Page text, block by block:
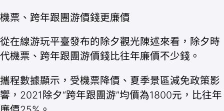
機票、跨年跟團游價錢更廉價
從在線游玩平臺發布的除夕觀光陳述來看，除夕時
代機票、跨年跟團游價錢比往年廉價不少錢。
攜程數據顯示，受機票降價、夏季景區減免政策影
響，2021除夕“跨年跟團游”均價為1800元，比往年